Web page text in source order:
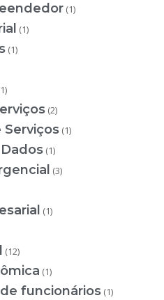
(1)
(1)
(1)
(2)
Serviços (1)
(1)
(3)
(1)
(12)
(1)
funcionários (1)